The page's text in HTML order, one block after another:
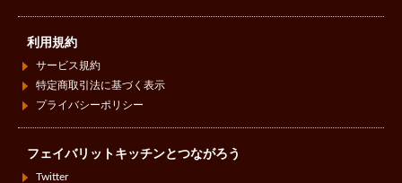
利用規約
サービス規約
特定商取引法に基づく表示
プライバシーポリシー
フェイバリットキッチンとつながろう
Twitter